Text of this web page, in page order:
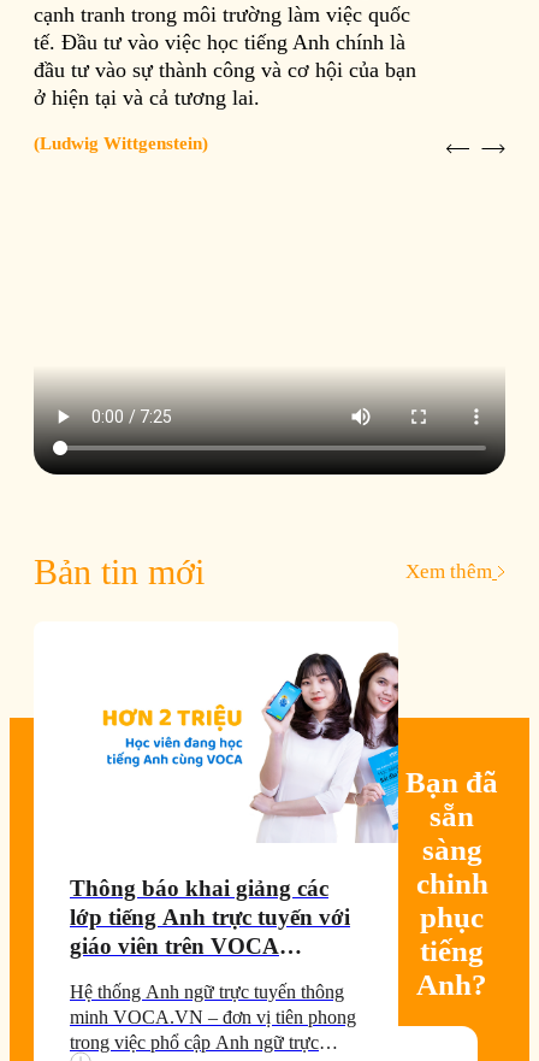
cạnh tranh trong môi trường làm việc quốc
tế. Đầu tư vào việc học tiếng Anh chính là
đầu tư vào sự thành công và cơ hội của bạn
ở hiện tại và cả tương lai.
(Ludwig Wittgenstein)
Bản tin mới Xem thêm
Thông báo khai giảng các
lớp tiếng Anh trực tuyến với
giáo viên trên VOCA
Hệ thống Anh ngữ trực tuyến thông
minh VOCA.VN – đơn vị tiên phong
trong việc phổ cập Anh ngữ trực
Bạn đã
sẵn
sàng
chinh
phục
tiếng
Anh?